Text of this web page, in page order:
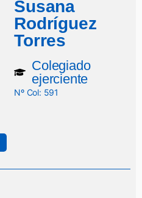
Susana
Rodríguez
Torres
Colegiado
ejerciente
Nº Col: 591